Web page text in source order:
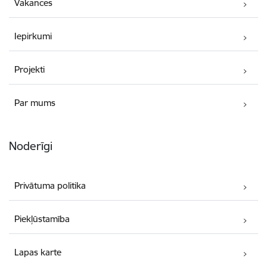
Vakances
Iepirkumi
Projekti
Par mums
Noderīgi
Privātuma politika
Piekļūstamība
Lapas karte